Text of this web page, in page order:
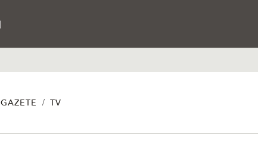
GAZETE / TV